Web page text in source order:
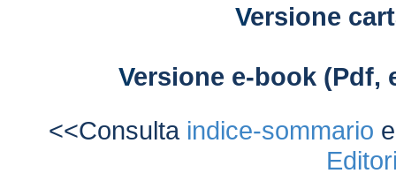
Versione
Versione e-book
<<Consulta indice-sommario